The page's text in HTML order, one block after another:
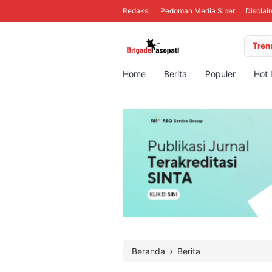
Redaksi Pedoman Media Siber
Home Berita Populer Hot
Beranda › Berita